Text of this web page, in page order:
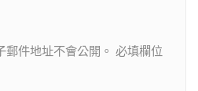
件地址不會公開。 必填欄位